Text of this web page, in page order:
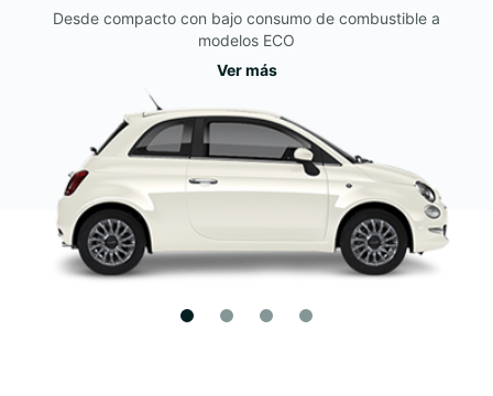
Desde compacto con bajo consumo de combustible a
modelos ECO
Ver más